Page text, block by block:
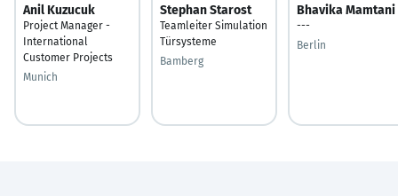
Anil Kuzucuk
Project Manager -
International
Customer Projects
Munich
Stephan Starost
Teamleiter Simulation
Türsysteme
Bamberg
Bhavika Mamtani
---
Berlin